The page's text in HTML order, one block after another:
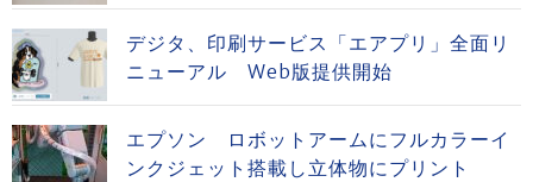
デジタ、印刷サービス「エアプリ」全面リ
ニューアル Web版提供開始
エプソン ロボットアームにフルカラーイ
ンクジェット搭載し立体物にプリント